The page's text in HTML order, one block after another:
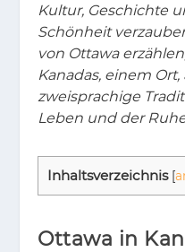
Kultur, Geschichte
Schönheit
von Ottawa
Kanadas, einem
zweisprachige
Leben und der
In­halts­ver­zeich­nis [
Ottawa in